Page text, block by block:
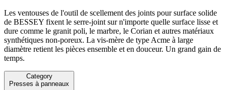
Les ventouses de l'outil de scellement des joints pour surface solide
de BESSEY fixent le serre-joint sur n'importe quelle surface lisse et
dure comme le granit poli, le marbre, le Corian et autres matériaux
synthétiques non-poreux. La vis-mère de type Acme à large
diamètre retient les pièces ensemble et en douceur. Un grand gain de
temps.
Category
Presses à panneaux